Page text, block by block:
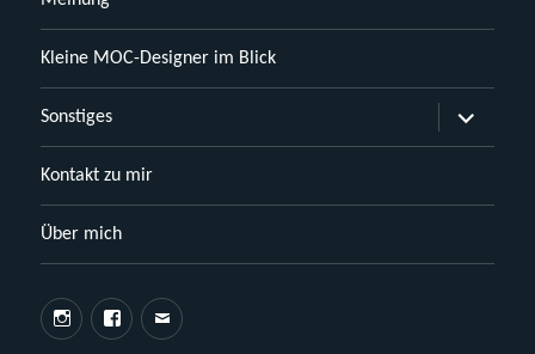
Kleine MOC-Designer im Blick
Sonstiges
öffnen
Kontakt zu mir
Über mich
InstagramFacebook
E-